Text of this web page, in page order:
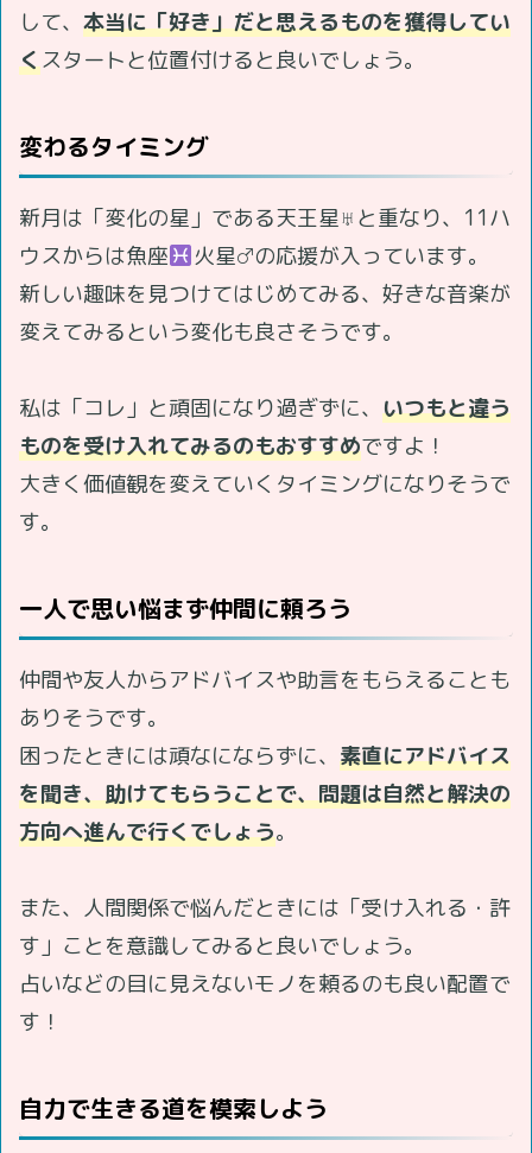
して、 本当に「好き」だと思えるものを獲得してい
くスタートと位置付けると良いでしょう。
変わるタイミング
新月は「変化の星」である天王星♅と重なり、11ハ
ウスからは魚座
火星♂の応援が入っています。
新しい趣味を見つけてはじめてみる、好きな音楽が
変えてみるという変化も良さそうです。
私は「コレ」と頑固になり過ぎずに、 いつもと違う
ものを受け入れてみるのもおすすめですよ！
大きく価値観を変えていくタイミングになりそうで
す。
一人で思い悩まず仲間に頼ろう
仲間や友人からアドバイスや助言をもらえることも
ありそうです。
困ったときには頑なにならずに、 素直にアドバイス
を聞き、助けてもらうことで、問題は自然と解決の
方向へ進んで行くでしょう。
また、人間関係で悩んだときには「受け入れる・許
す」ことを意識してみると良いでしょう。
占いなどの目に見えないモノを頼るのも良い配置で
す！
自力で生きる道を模索しよう